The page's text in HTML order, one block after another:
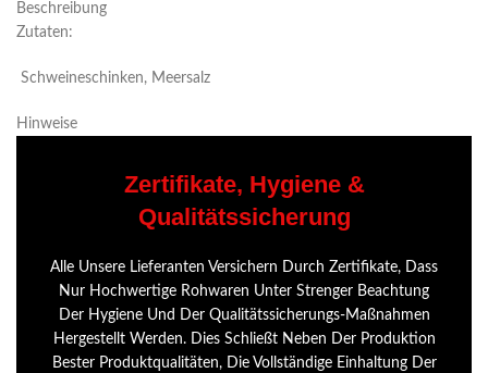
Beschreibung
Zutaten:
Schweineschinken, Meersalz
Hinweise
Zertifikate, Hygiene &
Qualitätssicherung
Alle Unsere Lieferanten Versichern Durch Zertifikate, Dass
Nur Hochwertige Rohwaren Unter Strenger Beachtung
Der Hygiene Und Der Qualitätssicherungs-Maßnahmen
Hergestellt Werden. Dies Schließt Neben Der Produktion
Bester Produktqualitäten, Die Vollständige Einhaltung Der